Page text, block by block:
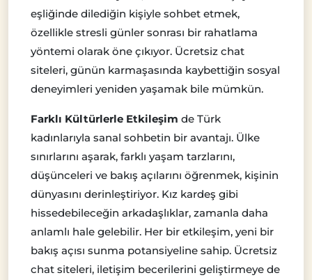
eşliğinde dilediğin kişiyle sohbet etmek,
özellikle stresli günler sonrası bir rahatlama
yöntemi olarak öne çıkıyor. Ücretsiz chat
siteleri, günün karmaşasında kaybettiğin sosyal
deneyimleri yeniden yaşamak bile mümkün.
Farklı Kültürlerle Etkileşim de Türk
kadınlarıyla sanal sohbetin bir avantajı. Ülke
sınırlarını aşarak, farklı yaşam tarzlarını,
düşünceleri ve bakış açılarını öğrenmek, kişinin
dünyasını derinleştiriyor. Kız kardeş gibi
hissedebileceğin arkadaşlıklar, zamanla daha
anlamlı hale gelebilir. Her bir etkileşim, yeni bir
bakış açısı sunma potansiyeline sahip. Ücretsiz
chat siteleri, iletişim becerilerini geliştirmeye de